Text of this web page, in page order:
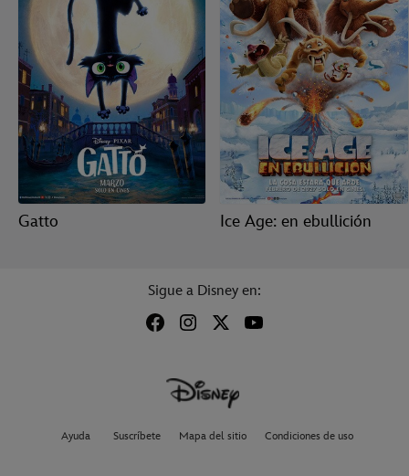
Gatto Ice Age: en ebullición
Sigue a Disney en:
Ayuda Suscríbete Mapa del sitio Condiciones de uso